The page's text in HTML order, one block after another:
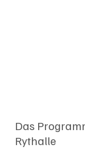
Das
Rythalle